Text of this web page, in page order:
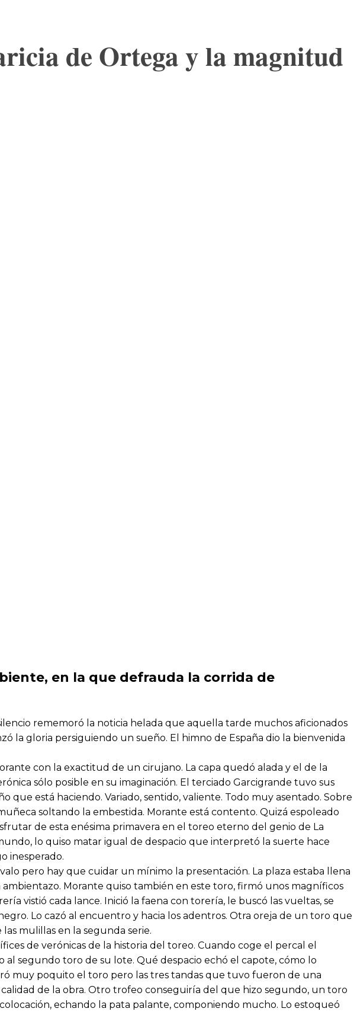
de Ortega y la magnitud
en la que defrauda la corrida de
rememoró la noticia helada que aquella tarde muchos aficionados
la gloria persiguiendo un sueño. El himno de España dio la bienvenida
con la exactitud de un cirujano. La capa quedó alada y el de la
sólo posible en su imaginación. El terciado Garcigrande tuvo sus
está haciendo. Variado, sentido, valiente. Todo muy asentado. Sobre
soltando la embestida. Morante está contento. Quizá espoleado
de esta enésima primavera en el toreo eterno del genio de La
lo quiso matar igual de despacio que interpretó la suerte hace
inesperado.
pero hay que cuidar un mínimo la presentación. La plaza estaba llena
Morante quiso también en este toro, firmó unos magníficos
vistió cada lance. Inició la faena con torería, le buscó las vueltas, se
Lo cazó al encuentro y hacia los adentros. Otra oreja de un toro que
mulillas en la segunda serie.
de verónicas de la historia del toreo. Cuando coge el percal el
al segundo toro de su lote. Qué despacio echó el capote, cómo lo
muy poquito el toro pero las tres tandas que tuvo fueron de una
de la obra. Otro trofeo conseguiría del que hizo segundo, un toro
echando la pata palante, componiendo mucho. Lo estoqueó